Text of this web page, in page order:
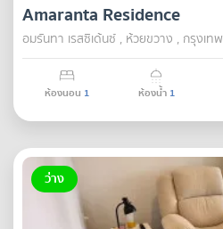
Amaranta Residence
อมรันทา เรสซิเด้นซ์ , ห้วยขวาง , กรุงเทพ
ห้องนอน 1 ห้องน้ำ 1
ว่าง